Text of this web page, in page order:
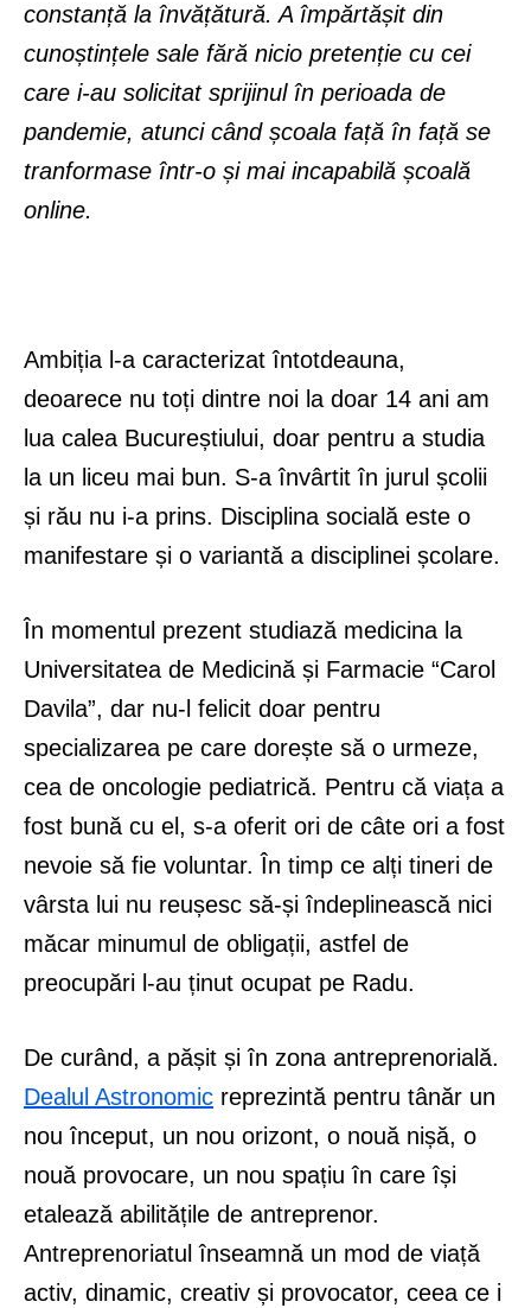
constanță la învățătură. A împărtășit din
cunoștințele sale fără nicio pretenție cu cei
care i-au solicitat sprijinul în perioada de
pandemie, atunci când școala față în față se
tranformase într-o și mai incapabilă școală
online.
Ambiția l-a caracterizat întotdeauna,
deoarece nu toți dintre noi la doar 14 ani am
lua calea Bucureștiului, doar pentru a studia
la un liceu mai bun. S-a învârtit în jurul școlii
și rău nu i-a prins. Disciplina socială este o
manifestare și o variantă a disciplinei școlare.
În momentul prezent studiază medicina la
Universitatea de Medicină și Farmacie “Carol
Davila”, dar nu-l felicit doar pentru
specializarea pe care dorește să o urmeze,
cea de oncologie pediatrică. Pentru că viața a
fost bună cu el, s-a oferit ori de câte ori a fost
nevoie să fie voluntar. În timp ce alți tineri de
vârsta lui nu reușesc să-și îndeplinească nici
măcar minumul de obligații, astfel de
preocupări l-au ținut ocupat pe Radu.
De curând, a pășit și în zona antreprenorială.
Dealul Astronomic reprezintă pentru tânăr un
nou început, un nou orizont, o nouă nișă, o
nouă provocare, un nou spațiu în care își
etalează abilitățile de antreprenor.
Antreprenoriatul înseamnă un mod de viață
activ, dinamic, creativ și provocator, ceea ce i